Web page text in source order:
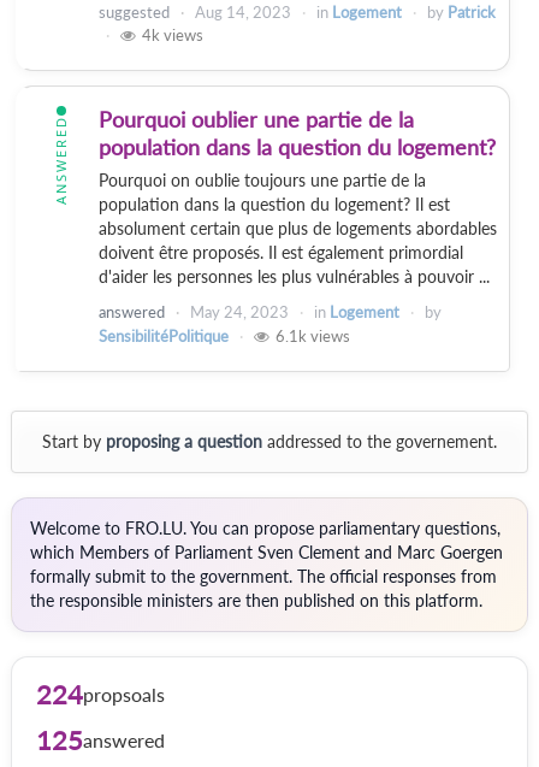
suggested Aug 14, 2023 in Logement by Patrick
4k views
ANSWERED
Pourquoi oublier une partie de la
population dans la question du logement?
Pourquoi on oublie toujours une partie de la
population dans la question du logement? Il est
absolument certain que plus de logements abordables
doivent être proposés. Il est également primordial
d'aider les personnes les plus vulnérables à pouvoir ...
answered May 24, 2023 in Logement
by
SensibilitéPolitique
6.1k views
Start by proposing a question addressed to the governement.
Welcome to FRO.LU. You can propose parliamentary questions,
which Members of Parliament Sven Clement and Marc Goergen
formally submit to the government. The official responses from
the responsible ministers are then published on this platform.
224propsoals
125answered